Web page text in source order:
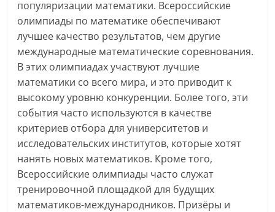
популяризации математики. Всероссийские
олимпиады по математике обеспечивают
лучшее качество результатов, чем другие
международные математические соревнования.
В этих олимпиадах участвуют лучшие
математики со всего мира, и это приводит к
высокому уровню конкуренции. Более того, эти
события часто используются в качестве
критериев отбора для университетов и
исследовательских институтов, которые хотят
нанять новых математиков. Кроме того,
Всероссийские олимпиады часто служат
тренировочной площадкой для будущих
математиков-международников. Призёры и